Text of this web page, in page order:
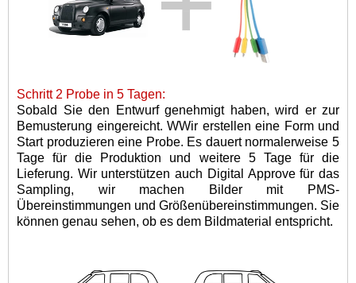
Schritt 2 Probe in 5 Tagen:
Sobald Sie den Entwurf genehmigt haben, wird er zur
Bemusterung eingereicht. WWir erstellen eine Form und
Start produziereneine Probe. Es dauert normalerweise 5
Tage für die Produktion und weitere 5 Tage für die
Lieferung. Wir unterstützen auch Digital Approve für das
Sampling, wir machen Bilder mit PMS-
Übereinstimmungen und Größenübereinstimmungen. Sie
können genau sehen, ob es dem Bildmaterial entspricht.